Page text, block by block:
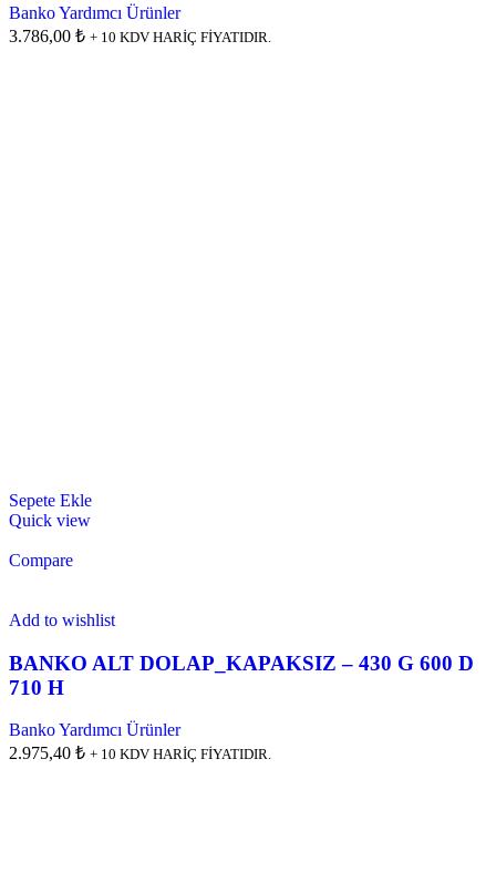
Banko Yardımcı Ürünler
3.786,00 ₺ + 10 KDV HARİÇ FİYATIDIR.
Sepete Ekle
Quick view
Compare
Add to wishlist
BANKO ALT DOLAP_KAPAKSIZ – 430 G 600 D
710 H
Banko Yardımcı Ürünler
2.975,40 ₺ + 10 KDV HARİÇ FİYATIDIR.